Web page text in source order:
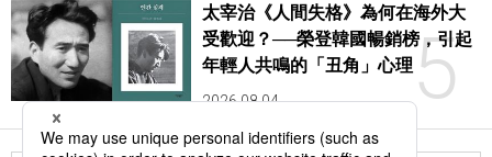
5
太宰治《人間失格》為何在海外大
受歡迎？──榮登韓國暢銷榜，引起
年輕人共鳴的「丑角」心理
2026.08.04